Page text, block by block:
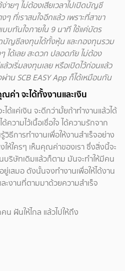
ายๆ ไม่ต้องเสียเวลาไปเปิดบัญชี
ที่เราสนใจอีกแล้ว เพราะที่สาขา
บทันใจภายใน 9 นาที ใช้แค่บัตร
ดบัญชีลงทุนได้ทั้งหุ้น และกองทุนรวม
ได้เลย สะดวก ปลอดภัย ไม่ต้อง
วเริ่มลงทุนเลย หรือเปิดไว้ก่อนแล้ว
น SCB EASY App ก็ได้เหมือนกัน
ค่า จะได้ทั้งงานและเงิน
ด้แค่เงิน จะดีกว่ามั้ยถ้าทำงานแล้วได้
วามไว้เนื้อเชื่อใจ ได้ความรักจาก
วิธีการทำงานเพื่อให้งานสำเร็จอย่าง
ห้ใครๆ เห็นคุณค่าของเรา ซึ่งสิ่งนี้จะ
นบริษัทเดิมแล้วก็ตาม มันจะทำให้มีคน
เสมอ ดังนั้นจงทำงานเพื่อให้ได้งาน
ะงานที่ตามมาด้วยความสำเร็จ
น ฝันให้ไกล แล้วไปให้ถึง